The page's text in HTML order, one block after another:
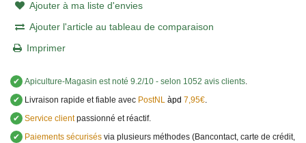
Ajouter à ma liste d'envies
Ajouter l'article au tableau de comparaison
Imprimer
✔ Apiculture-Magasin est noté 9.2/10 - selon 1052 avis clients
✔
Livraison rapide et fiable avec PostNL àpd 7,95€
✔ Service clientpassionné et réactif.
✔
Paiements sécurisés via plusieurs méthodes (Bancontact, carte de crédit,